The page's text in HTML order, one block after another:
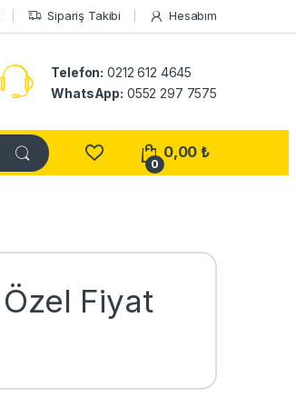
Sipariş Takibi Hesabım
Telefon: 0212 612 4645
WhatsApp: 0552 297 7575
0
0,00₺
Özel Fiyat